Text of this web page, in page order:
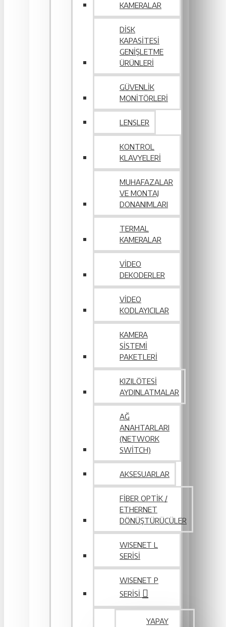
KAMERALAR
DISK
KAPASITESI
GENIŞLETME
ÜRÜNLERI
GÜVENLIK
MONITÖRLERI
LENSLER
KONTROL
KLAVYELERI
MUHAFAZALAR
VE MONTAJ
DONANIMLARI
TERMAL
KAMERALAR
VIDEO
DEKODERLER
VIDEO
KODLAYICILAR
KAMERA
SISTEMI
PAKETLERI
KIZILÖTESI
AYDINLATMALAR
AĞ
ANAHTARLARI
(NETWORK
SWITCH)
AKSESUARLAR
FIBER OPTIK /
ETHERNET
DÖNÜŞTÜRÜCÜLER
WISENET L
SERİSİ
WISENET P
SERISI
YAPAY